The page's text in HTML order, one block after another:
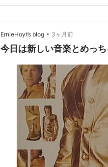
ErnieHoyt’s blog • 3ヶ月前
今日は新しい音楽とめっ